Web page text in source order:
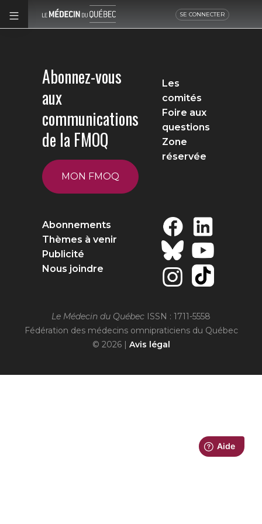
SE CONNECTER
Abonnez-vous
aux
communications
de la FMOQ
MON FMOQ
Les
comités
Foire aux
questions
Zone
réservée
Abonnements
Thèmes à venir
Publicité
Nous joindre
Le Médecin du Québec ISSN : 1711-5558
Fédération des médecins omnipraticiens du Québec
© 2026 | Avis légal